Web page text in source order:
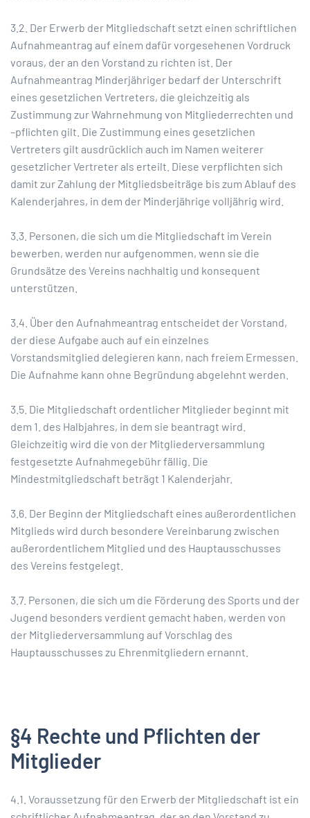
3.2. Der Erwerb der Mitgliedschaft setzt einen schriftlichen
Aufnahmeantrag auf einem dafür vorgesehenen Vordruck
voraus, der an den Vorstand zu richten ist. Der
Aufnahmeantrag Minderjähriger bedarf der Unterschrift
eines gesetzlichen Vertreters, die gleichzeitig als
Zustimmung zur Wahrnehmung von Mitgliederrechten und
–pflichten gilt. Die Zustimmung eines gesetzlichen
Vertreters gilt ausdrücklich auch im Namen weiterer
gesetzlicher Vertreter als erteilt. Diese verpflichten sich
damit zur Zahlung der Mitgliedsbeiträge bis zum Ablauf des
Kalenderjahres, in dem der Minderjährige volljährig wird.
3.3. Personen, die sich um die Mitgliedschaft im Verein
bewerben, werden nur aufgenommen, wenn sie die
Grundsätze des Vereins nachhaltig und konsequent
unterstützen.
3.4. Über den Aufnahmeantrag entscheidet der Vorstand,
der diese Aufgabe auch auf ein einzelnes
Vorstandsmitglied delegieren kann, nach freiem Ermessen.
Die Aufnahme kann ohne Begründung abgelehnt werden.
3.5. Die Mitgliedschaft ordentlicher Mitglieder beginnt mit
dem 1. des Halbjahres, in dem sie beantragt wird.
Gleichzeitig wird die von der Mitgliederversammlung
festgesetzte Aufnahmegebühr fällig. Die
Mindestmitgliedschaft beträgt 1 Kalenderjahr.
3.6. Der Beginn der Mitgliedschaft eines außerordentlichen
Mitglieds wird durch besondere Vereinbarung zwischen
außerordentlichem Mitglied und des Hauptausschusses
des Vereins festgelegt.
3.7. Personen, die sich um die Förderung des Sports und der
Jugend besonders verdient gemacht haben, werden von
der Mitgliederversammlung auf Vorschlag des
Hauptausschusses zu Ehrenmitgliedern ernannt.
§4 Rechte und Pflichten der
Mitglieder
4.1. Voraussetzung für den Erwerb der Mitgliedschaft ist ein